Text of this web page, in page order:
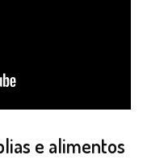
e alimentos